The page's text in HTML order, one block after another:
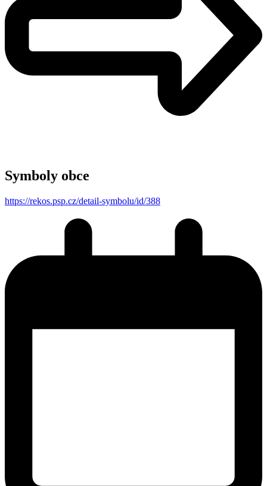
Symboly obce
https://rekos.psp.cz/detail-symbolu/id/388